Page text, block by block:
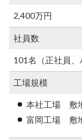
2,400万円
社員数
101名（正社員
工場規模
本社工場 敷
富岡工場 敷